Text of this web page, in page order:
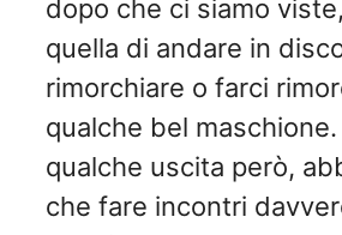
dopo che ci siamo
quella di andare in
rimorchiare o farci
qualche bel
qualche uscita però,
che fare incontri